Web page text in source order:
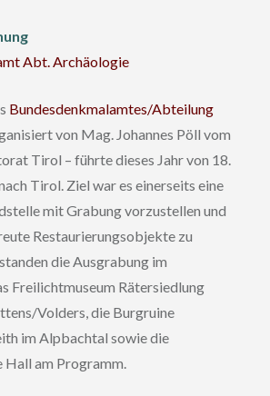
Abt. Archäologie
Bundesdenkmalamtes/Abteilung
von Mag. Johannes Pöll vom
Tirol – führte dieses Jahr von 18.
Tirol. Ziel war es einerseits eine
mit Grabung vorzustellen und
Restaurierungsobjekte zu
die Ausgrabung im
Freilichtmuseum Rätersiedlung
Volders, die Burgruine
im Alpbachtal sowie die
am Programm.